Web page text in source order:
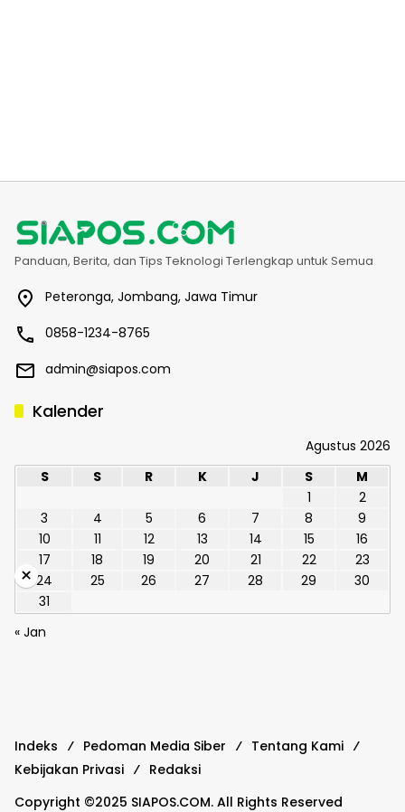
Panduan, Berita, dan Tips Teknologi Terlengkap untuk Semua
Peteronga, Jombang, Jawa Timur
0858-1234-8765
admin@siapos.com
Kalender
Agustus 2026
S
S R K J S
M
1
2
3
4 5 6 7 8
9
10
11 12 13 14 15
16
17
18 19 20 21 22
23
24
25 26 27 28 29
30
31
« Jan
Indeks Pedoman Media Siber
Tentang Kami
Kebijakan Privasi
Redaksi
Copyright ©2025 SIAPOS.COM. All Rights Reserved
×